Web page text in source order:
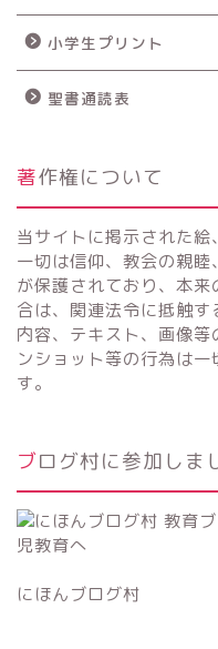
小学生プリント
聖書通読表
著作権について
当サイトに掲示された
一切は信仰、教会の親
が保護されており、本
合は、関連法令に抵触
内容、テキスト、画像
ンショット等の行為は
す。
ブログ村に参加し
にほんブログ村